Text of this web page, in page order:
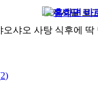
오샤오 사탕 식후에 딱
2)